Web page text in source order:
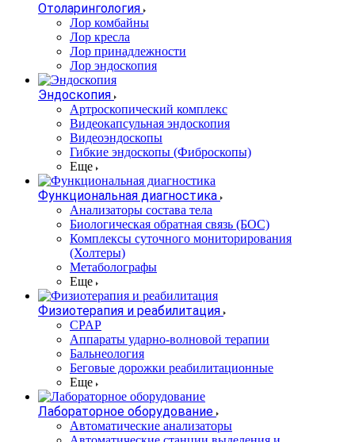
Отоларингология
Лор комбайны
Лор кресла
Лор принадлежности
Лор эндоскопия
Эндоскопия
Артроскопический комплекс
Видеокапсульная эндоскопия
Видеоэндоскопы
Гибкие эндоскопы (Фиброcкопы)
Еще
Функциональная диагностика
Анализаторы состава тела
Биологическая обратная связь (БОС)
Комплексы суточного мониторирования
(Холтеры)
Метаболографы
Еще
Физиотерапия и реабилитация
CPAP
Аппараты ударно-волновой терапии
Бальнеология
Беговые дорожки реабилитационные
Еще
Лабораторное оборудование
Автоматические анализаторы